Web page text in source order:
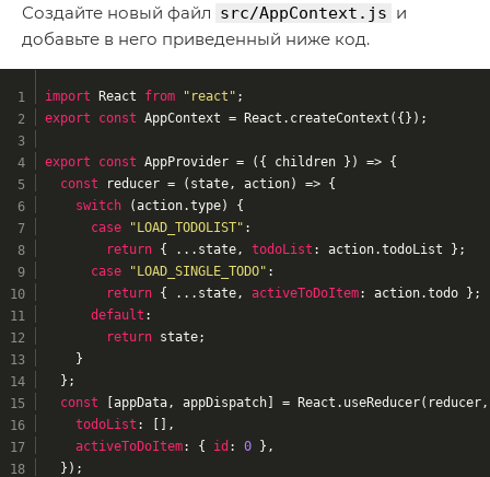
Создайте новый файл src/AppContext.js и
добавьте в него приведенный ниже код.
import React from "react" ;
export
const AppContext = React.createContext({});
export const AppProvider = ( { children } ) => {
const reducer = ( state, action) => {
switch (action.type) {
case
"LOAD_TODOLIST" :
return { ...state, todoList : action.todoList };
case
"LOAD_SINGLE_TODO" :
return { ...state, activeToDoItem: action.todo };
default :
return state;
    }
  };
const [appData, appDispatch] =
todoList : [],
activeToDoItem: { id : 0 },
  });